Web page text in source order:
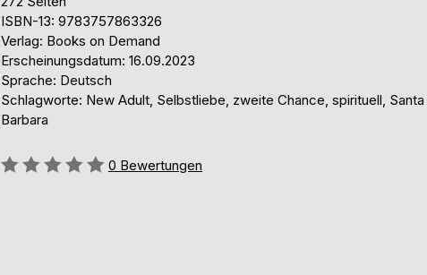
ISBN-13: 9783757863326
Verlag: Books on Demand
Erscheinungsdatum: 16.09.2023
Sprache: Deutsch
Schlagworte: New Adult, Selbstliebe, zweite Chance, spirituell, Santa
Barbara
Bewertung::
0 Bewertungen